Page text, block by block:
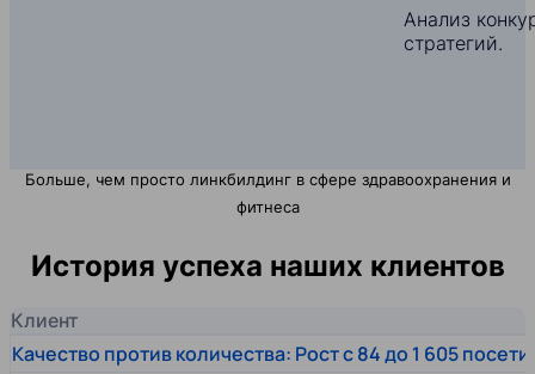
Анализ
стратегий.
Больше, чем просто линкбилдинг в сфере здравоохранения и
фитнеса
История успеха наших клиентов
Клиент
Качество против количества: Рост с 84 до 1 605